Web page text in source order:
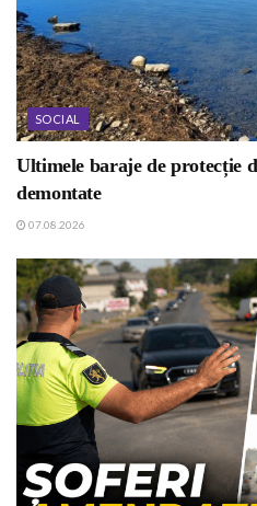
SOCIAL
Ultimele baraje de protecție
demontate
07.08.2026